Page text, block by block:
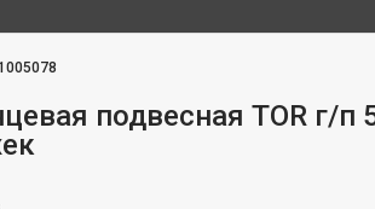
подвесная TOR г/п